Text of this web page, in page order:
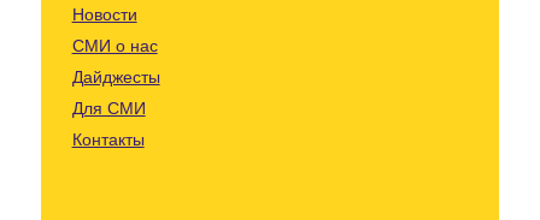
Новости
СМИ о нас
Дайджесты
Для СМИ
Контакты